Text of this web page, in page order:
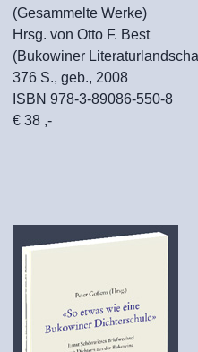
(Gesammelte Werke)
Hrsg. von Otto F. Best
(Bukowiner
376 S., geb., 2008
ISBN 978-3-89086-550-8
€ 38 ,-